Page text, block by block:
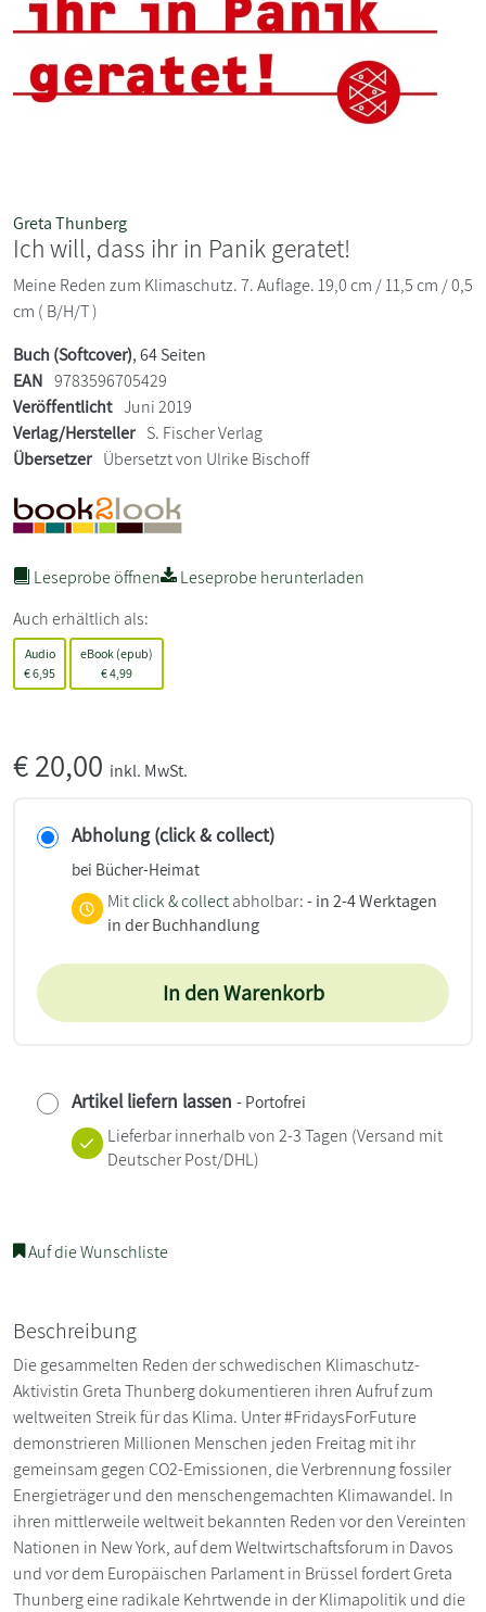
Greta Thunberg
Ich will, dass ihr in Panik geratet!
Meine Reden zum Klimaschutz. 7. Auflage. 19,0 cm / 11,5 cm / 0,5
cm ( B/H/T )
Buch (Softcover), 64 Seiten
EAN 9783596705429
Veröffentlicht Juni 2019
Verlag/Hersteller S. Fischer Verlag
Übersetzer Übersetzt von Ulrike Bischoff
Leseprobe öffnen
Leseprobe herunterladen
Auch erhältlich als:
Audio
€6,95
eBook (epub)
€4,99
€20,00 inkl. MwSt.
Abholung (click & collect)
bei Bücher-Heimat
Mitclick & collect abholbar:- in 2-4 Werktagen
in der Buchhandlung
In den Warenkorb
Artikel liefern lassen - Portofrei
Lieferbar innerhalb von 2-3 Tagen (Versand mit
Deutscher Post/DHL)
Auf die Wunschliste
Beschreibung
Die gesammelten Reden der schwedischen Klimaschutz-
Aktivistin Greta Thunberg dokumentieren ihren Aufruf zum
weltweiten Streik für das Klima. Unter #FridaysForFuture
demonstrieren Millionen Menschen jeden Freitag mit ihr
gemeinsam gegen CO2-Emissionen, die Verbrennung fossiler
Energieträger und den menschengemachten Klimawandel. In
ihren mittlerweile weltweit bekannten Reden vor den Vereinten
Nationen in New York, auf dem Weltwirtschaftsforum in Davos
und vor dem Europäischen Parlament in Brüssel fordert Greta
Thunberg eine radikale Kehrtwende in der Klimapolitik und die